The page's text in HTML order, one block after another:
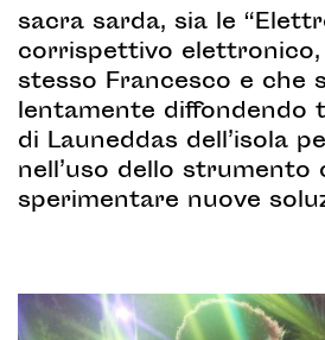
sacra sarda, sia le
corrispettivo
stesso Francesco e che
lentamente diffondendo
di Launeddas dell’isola
nell’uso dello strumento
sperimentare nuove